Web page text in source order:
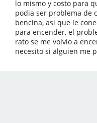
lo mismo y costo para
podia ser problema de
bencina, asi que le
para encender, el
rato se me volvio a
necesito si alguien me